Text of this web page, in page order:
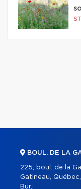
BOUL. DE LA
225, boul. de la
Gatineau,
Bur.: